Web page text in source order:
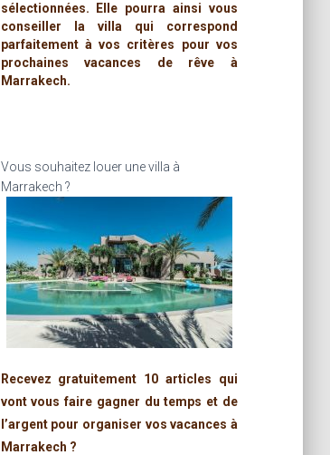
sélectionnées. Elle pourra ainsi vous
conseiller la villa qui correspond
parfaitement à vos critères pour vos
prochaines vacances de rêve à
Marrakech.
Vous souhaitez louer une villa à
Marrakech ?
Recevez gratuitement 10 articles qui
vont vous faire gagner du temps et de
l’argent pour organiser vos vacances à
Marrakech ?